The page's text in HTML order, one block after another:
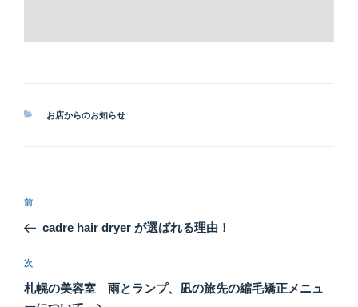
カ
お店からのお知らせ
投
ナ
ビ
ゲ
前
の
稿
前
cadre hair dryer が選ばれる理由！
次
の
投
次
札幌の美容室 雨とランプ、凪の旅先の縮毛矯正メニュ